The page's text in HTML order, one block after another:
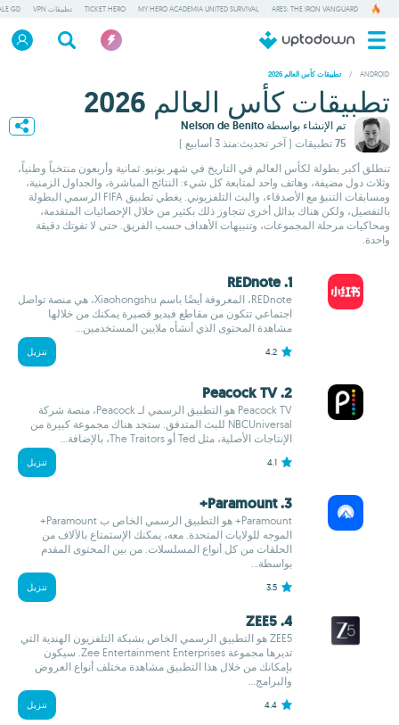
ARES: THE IRON VANGUARD
MY HERO ACADEMIA UNITED SURVIVAL
TICKET HERO تطبيقات VPN GD
ANDROID
/ تطبيقات كأس العالم 2026
تطبيقات كأس العالم 2026
تم الإنشاء بواسطة Nelson de Benito
75 تطبيقات
( آخر تحديث:منذ 3 أسابيع )
تنطلق أكبر بطولة لكأس العالم في التاريخ في شهر يونيو. ثمانية وأربعون منتخباً وطنياً،
وثلاث دول مضيفة، وهاتف واحد لمتابعة كل شيء: النتائج المباشرة، والجداول الزمنية،
ومسابقات التنبؤ مع الأصدقاء، والبث التلفزيوني. يغطي تطبيق FIFA الرسمي البطولة
بالتفصيل، ولكن هناك بدائل أخرى تتجاوز ذلك بكثير من خلال الإحصائيات المتقدمة،
ومحاكيات مرحلة المجموعات، وتنبيهات الأهداف حسب الفريق. حتى لا تفوتك دقيقة
واحدة.
1. REDnote
REDnote، المعروفة أيضًا باسم Xiaohongshu، هي منصة تواصل
اجتماعي تتكون من مقاطع فيديو قصيرة يمكنك من خلالها
مشاهدة المحتوى الذي أنشأه ملايين المستخدمين...
4.2 تنزيل
2. Peacock TV
Peacock TV هو التطبيق الرسمي لـ Peacock، منصة شركة
NBCUniversal للبث المتدفق. ستجد هناك مجموعة كبيرة من
الإنتاجات الأصلية، مثل Ted أو The Traitors، بالإضافة...
4.1 تنزيل
3. Paramount+
Paramount+ هو التطبيق الرسمي الخاص ب Paramount+
الموجه للولايات المتحدة. معه، يمكنك الإستمتاع بالآلاف من
الحلقات من كل أنواع المسلسلات. من بين المحتوى المقدم
بواسطة...
3.5 تنزيل
4. ZEE5
ZEE5 هو التطبيق الرسمي الخاص بشبكة التلفزيون الهندية التي
تديرها مجموعة Zee Entertainment Enterprises. سيكون
بإمكانك من خلال هذا التطبيق مشاهدة مختلف أنواع العروض
والبرامج...
4.4 تنزيل